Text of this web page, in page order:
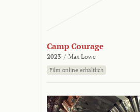
Camp Courage
2023 / Max Lowe
Film online erhältlich